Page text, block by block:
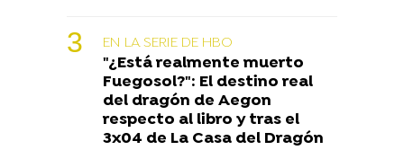
EN LA SERIE DE HBO
"¿Está realmente muerto
Fuegosol?": El destino real
del dragón de Aegon
respecto al libro y tras el
3x04 de La Casa del Dragón